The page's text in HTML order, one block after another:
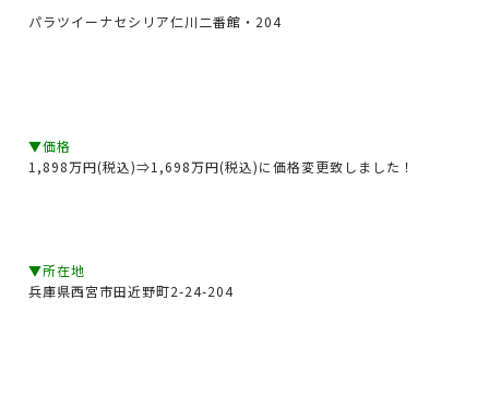
パラツイーナセシリア仁川二番館・204
▼価格
1,898万円(税込)⇒1,698万円(税込)に価格変更致しました！
▼所在地
兵庫県西宮市田近野町2-24-204